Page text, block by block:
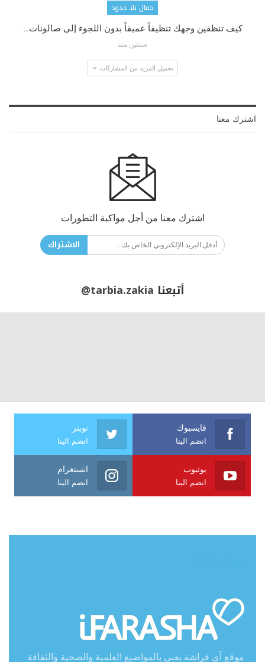
جمال بلا حدود
كيف تنظفين وجهك تنظيفاً عميقاً بدون اللجوء إلى صالونات…
سنتين منذ
تحميل المزيد من المشاركات
اشترك معنا
اشترك معنا من أجل مواكبة التطورات
الاشتراك
أتبعنا @tarbia.zakia
فايسبوك
انضم الينا
تويتر
انضم الينا
يوتيوب
انضم الينا
انستغرام
انضم الينا
موقع آي فراشة يعنى بالمواضيع العلمية والصحية والثقافة